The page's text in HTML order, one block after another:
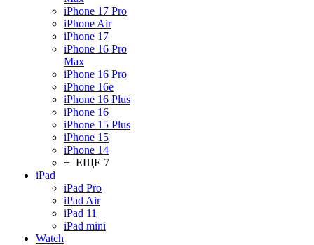
iPhone 17 Pro
iPhone Air
iPhone 17
iPhone 16 Pro
Max
iPhone 16 Pro
iPhone 16e
iPhone 16 Plus
iPhone 16
iPhone 15 Plus
iPhone 15
iPhone 14
+ ЕЩЕ 7
iPad
iPad Pro
iPad Air
iPad 11
iPad mini
Watch